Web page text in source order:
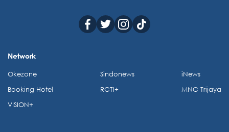
Network
Okezone
Booking Hotel
VISION+
Sindonews
RCTI+
iNews
MNC Trijaya